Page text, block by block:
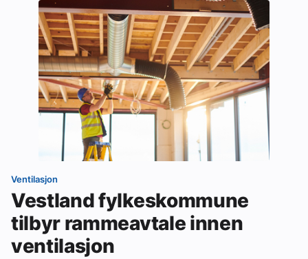
Ventilasjon
Vestland fylkeskommune
tilbyr rammeavtale innen
ventilasjon